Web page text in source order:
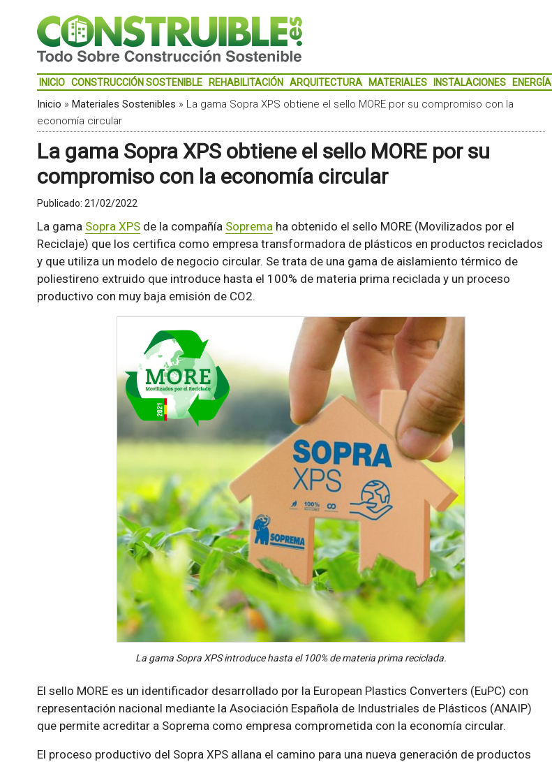
INICIO CONSTRUCCIÓN SOSTENIBLE REHABILITACIÓN ARQUITECTURA MATERIALES INSTALACIONES ENERGÍA
Inicio » Materiales Sostenibles » La gama Sopra XPS obtiene el sello MORE por su compromiso con la
economía circular
La gama Sopra XPS obtiene el sello MORE por su
compromiso con la economía circular
Publicado: 21/02/2022
La gama Sopra XPSde la compañía Sopremaha obtenido el sello MORE (Movilizados por el
Reciclaje) que los certifica como empresa transformadora de plásticos en productos reciclados
y que utiliza un modelo de negocio circular. Se trata de una gama de aislamiento térmico de
poliestireno extruido que introduce hasta el 100% de materia prima reciclada y un proceso
productivo con muy baja emisión de CO2.
La gama Sopra XPS introduce hasta el 100% de materia prima reciclada.
El sello MORE es un identificador desarrollado por la European Plastics Converters (EuPC) con
representación nacional mediante la Asociación Española de Industriales de Plásticos (ANAIP)
que permite acreditar a Soprema como empresa comprometida con la economía circular.
El proceso productivo del Sopra XPS allana el camino para una nueva generación de productos